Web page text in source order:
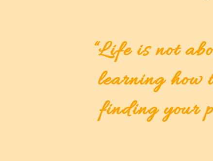
“Life is not
learning how
finding your